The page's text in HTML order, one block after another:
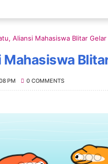
Aliansi Mahasiswa Blitar
PM 0 COMMENTS